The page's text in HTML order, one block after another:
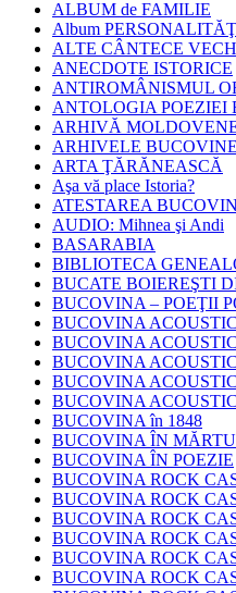
ALBUM de FAMILIE
Album
ALTE CÂNTECE
ANECDOTE ISTORICE
ANTIROMÂNISMUL
ANTOLOGIA POEZIEI
ARHIVĂ
ARHIVELE
ARTA ŢĂRĂNEASCĂ
Aşa vă place Istoria?
ATESTAREA
AUDIO: Mihnea şi Andi
BASARABIA
BIBLIOTECA
BUCATE BOIEREŞTI
BUCOVINA – POEŢII
BUCOVINA
BUCOVINA
BUCOVINA
BUCOVINA
BUCOVINA
BUCOVINA în 1848
BUCOVINA ÎN
BUCOVINA ÎN POEZIE
BUCOVINA ROCK
BUCOVINA ROCK
BUCOVINA ROCK
BUCOVINA ROCK
BUCOVINA ROCK
BUCOVINA ROCK